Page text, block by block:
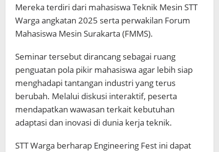
Mereka terdiri dari mahasiswa Teknik Mesin STT
Warga angkatan 2025 serta perwakilan Forum
Mahasiswa Mesin Surakarta (FMMS).
Seminar tersebut dirancang sebagai ruang
penguatan pola pikir mahasiswa agar lebih siap
menghadapi tantangan industri yang terus
berubah. Melalui diskusi interaktif, peserta
mendapatkan wawasan terkait kebutuhan
adaptasi dan inovasi di dunia kerja teknik.
STT Warga berharap Engineering Fest ini dapat